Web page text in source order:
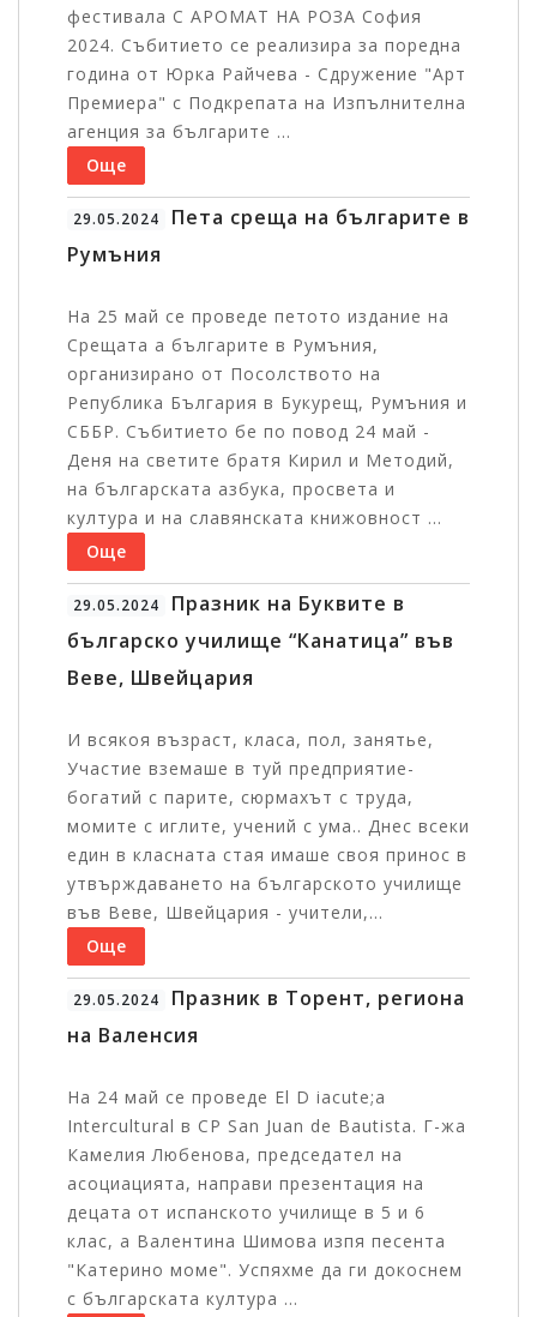
фестивала С АРОМАТ НА РОЗА София
2024. Събитието се реализира за поредна
година от Юрка Райчева - Сдружение "Арт
Премиера" с Подкрепата на Изпълнителна
агенция за българите ...
Още
29.05.2024
Пета среща на българите в
Румъния
На 25 май се проведе петото издание на
Срещата а българите в Румъния,
организирано от Посолството на
Република България в Букурещ, Румъния и
СББР. Събитието бе по повод 24 май -
Деня на светите братя Кирил и Методий,
на българската азбука, просвета и
култура и на славянската книжовност ...
Още
29.05.2024
Празник на Буквите в
българско училище “Канатица” във
Веве, Швейцария
И всякоя възраст, класа, пол, занятье,
Участие вземаше в туй предприятие-
богатий с парите, сюрмахът с труда,
момите с иглите, учений с ума.. Днес всеки
един в класната стая имаше своя принос в
утвърждаването на българското училище
във Веве, Швейцария - учители,...
Още
29.05.2024
Празник в Торент, региона
на Валенсия
На 24 май се проведе El D iacute;a
Intercultural в CP San Juan de Bautista. Г-жа
Камелия Любенова, председател на
асоциацията, направи презентация на
децата от испанското училище в 5 и 6
клас, а Валентина Шимова изпя песента
"Катерино моме". Успяхме да ги докоснем
с българската култура ...